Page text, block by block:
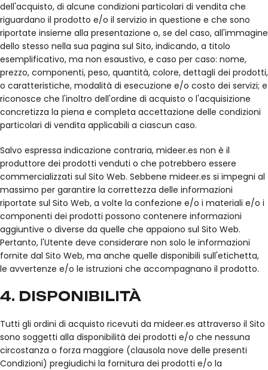
dell'acquisto, di alcune condizioni particolari di vendita che
riguardano il prodotto e/o il servizio in questione e che sono
riportate insieme alla presentazione o, se del caso, all'immagine
dello stesso nella sua pagina sul Sito, indicando, a titolo
esemplificativo, ma non esaustivo, e caso per caso: nome,
prezzo, componenti, peso, quantità, colore, dettagli dei prodotti,
o caratteristiche, modalità di esecuzione e/o costo dei servizi; e
riconosce che l'inoltro dell'ordine di acquisto o l'acquisizione
concretizza la piena e completa accettazione delle condizioni
particolari di vendita applicabili a ciascun caso.
Salvo espressa indicazione contraria, mideer.es non è il
produttore dei prodotti venduti o che potrebbero essere
commercializzati sul Sito Web. Sebbene mideer.es si impegni al
massimo per garantire la correttezza delle informazioni
riportate sul Sito Web, a volte la confezione e/o i materiali e/o i
componenti dei prodotti possono contenere informazioni
aggiuntive o diverse da quelle che appaiono sul Sito Web.
Pertanto, l'Utente deve considerare non solo le informazioni
fornite dal Sito Web, ma anche quelle disponibili sull'etichetta,
le avvertenze e/o le istruzioni che accompagnano il prodotto.
4. DISPONIBILITÀ
Tutti gli ordini di acquisto ricevuti da mideer.es attraverso il Sito
sono soggetti alla disponibilità dei prodotti e/o che nessuna
circostanza o forza maggiore (clausola nove delle presenti
Condizioni) pregiudichi la fornitura dei prodotti e/o la